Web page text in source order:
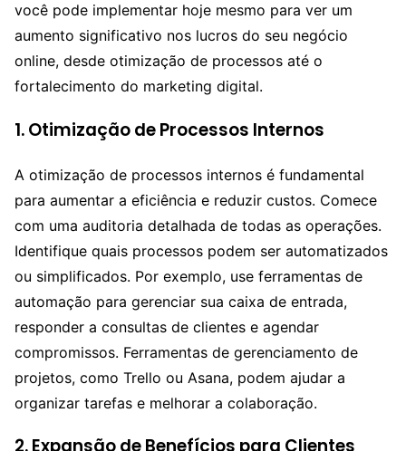
você pode implementar hoje mesmo para ver um
aumento significativo nos lucros do seu negócio
online, desde otimização de processos até o
fortalecimento do marketing digital.
1. Otimização de Processos Internos
A otimização de processos internos é fundamental
para aumentar a eficiência e reduzir custos. Comece
com uma auditoria detalhada de todas as operações.
Identifique quais processos podem ser automatizados
ou simplificados. Por exemplo, use ferramentas de
automação para gerenciar sua caixa de entrada,
responder a consultas de clientes e agendar
compromissos. Ferramentas de gerenciamento de
projetos, como Trello ou Asana, podem ajudar a
organizar tarefas e melhorar a colaboração.